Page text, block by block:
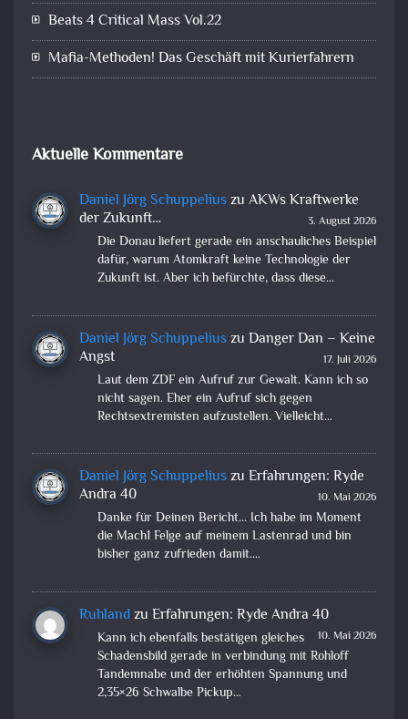
Beats 4 Critical Mass Vol.22
Mafia-Methoden! Das Geschäft mit Kurierfahrern
Aktuelle Kommentare
Daniel Jörg Schuppeliuszu AKWs Kraftwerke
der Zukunft…
3. August 2026
Die Donau liefert gerade ein anschauliches Beispiel
dafür, warum Atomkraft keine Technologie der
Zukunft ist. Aber ich befürchte, dass diese…
Daniel Jörg Schuppeliuszu Danger Dan – Keine
Angst
17. Juli 2026
Laut dem ZDF ein Aufruf zur Gewalt. Kann ich so
nicht sagen. Eher ein Aufruf sich gegen
Rechtsextremisten aufzustellen. Vielleicht…
Daniel Jörg Schuppeliuszu Erfahrungen: Ryde
Andra 40
10. Mai 2026
Danke für Deinen Bericht... Ich habe im Moment
die Mach1 Felge auf meinem Lastenrad und bin
bisher ganz zufrieden damit.…
Ruhlandzu Erfahrungen: Ryde Andra 40
10. Mai 2026
Kann ich ebenfalls bestätigen gleiches
Schadensbild gerade in verbindung mit Rohloff
Tandemnabe und der erhöhten Spannung und
2,35×26 Schwalbe Pickup…